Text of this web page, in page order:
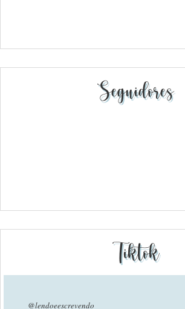
Seguidores
Tiktok
@lendoeescrevendo